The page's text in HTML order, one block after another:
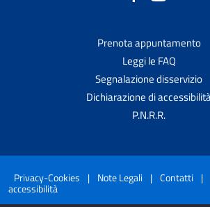
Prenota appuntamento
Leggi le FAQ
Segnalazione disservizio
Dichiarazione di
P.N.R.R.
Privacy-Cookies | Note Legali | Contatti |
accessibilità